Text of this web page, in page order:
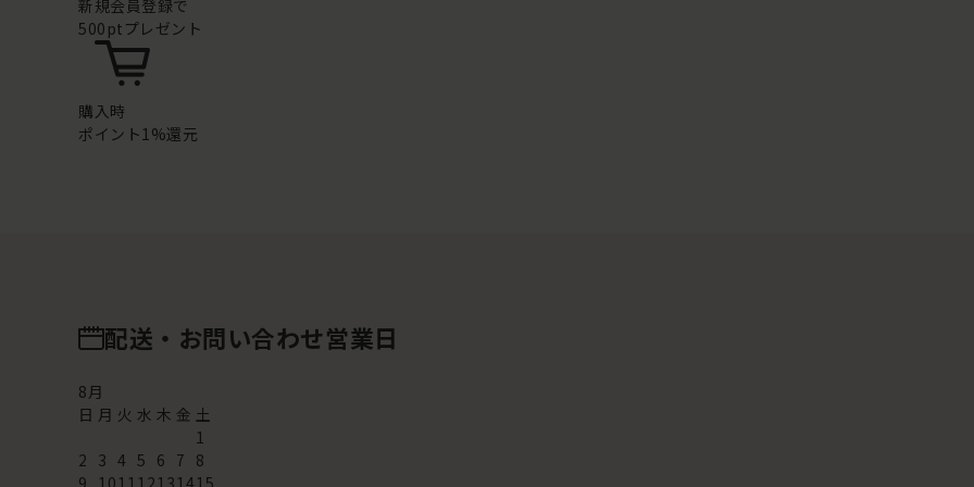
新規会員登録で
500ptプレゼント
購入時
ポイント1%還元
配送・お問い合わせ営業日
8月
日 月 火 水 木 金 土
1
2 3 4 5 6 7 8